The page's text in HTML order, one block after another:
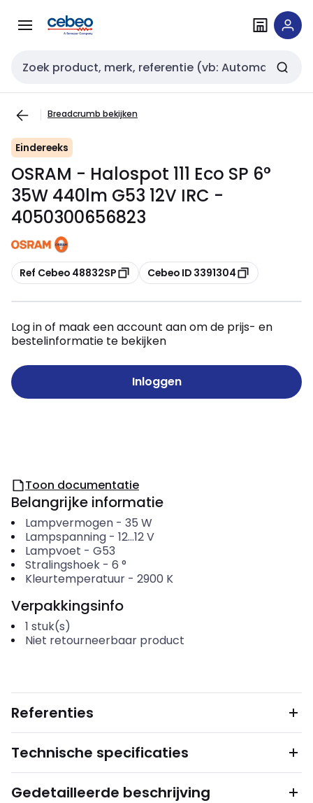
naar
naar
Zoekveld invoer
Breadcrumb bekijken
Eindereeks
OSRAM - Halospot 111 Eco SP 6°
35W 440lm G53 12V IRC -
4050300656823
Kopiëren
Ref Cebeo 48832SP Kopiëren
Cebeo ID 3391304
Log in of maak een account aan om de prijs- en
bestelinformatie te bekijken
Inloggen
Toon documentatie
Belangrijke informatie
Lampvermogen- 35 W
Lampspanning- 12...12V
Lampvoet - G53
Stralingshoek- 6 °
Kleurtemperatuur- 2900 K
Verpakkingsinfo
1 stuk(s)
Niet retourneerbaar product
Referenties
Technische specificaties
Gedetailleerde beschrijving